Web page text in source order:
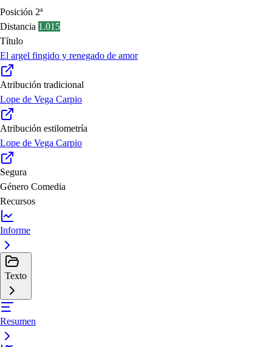
Posición 2ª
Distancia 1.015
Título
El argel fingido y renegado de amor
Atribución tradicional
Lope de Vega Carpio
Atribución estilometría
Lope de Vega Carpio
Segura
Género Comedia
Recursos
Informe
Texto
Resumen